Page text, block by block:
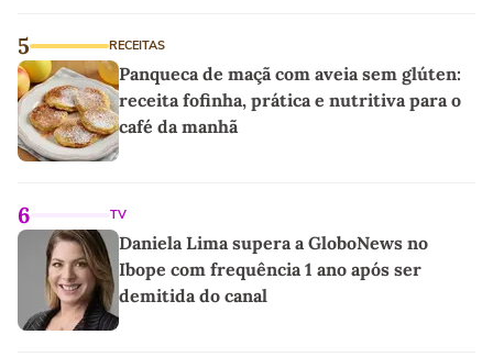
5 RECEITAS
Panqueca de maçã com aveia sem glúten:
receita fofinha, prática e nutritiva para o
café da manhã
6 TV
Daniela Lima supera a GloboNews no
Ibope com frequência 1 ano após ser
demitida do canal